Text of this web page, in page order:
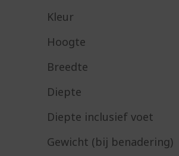
Kleur
Hoogte
Breedte
Diepte
Diepte inclusief voet
Gewicht (bij benadering)